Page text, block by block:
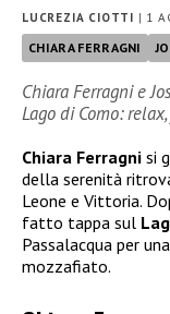
LUCREZIA CIOTTI | 1
CHIARA FERRAGNI
Chiara Ferragni e
Lago di Como:
Chiara Ferragni si
della serenità
Leone e Vittoria.
fatto tappa sul
Passalacqua per una
mozzafiato.